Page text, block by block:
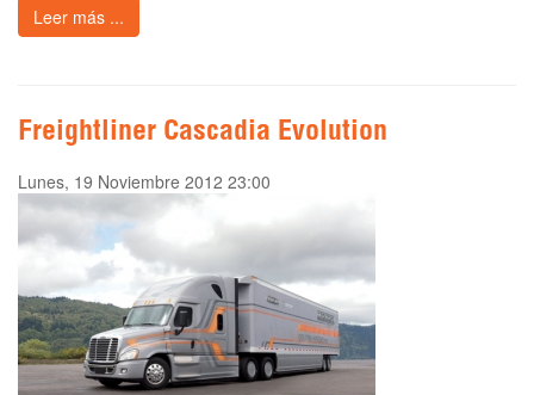
Leer más ...
Freightliner Cascadia Evolution
Lunes, 19 Noviembre 2012 23:00